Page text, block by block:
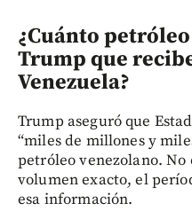
¿Cuánto
Trump que
Venezuela?
Trump aseguró que
“miles de millones y
petróleo venezolano.
volumen exacto, el
esa información.